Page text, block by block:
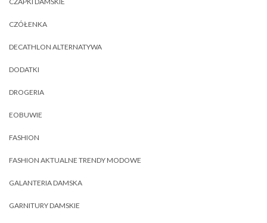
CZÓŁENKA
DECATHLON ALTERNATYWA
DODATKI
DROGERIA
EOBUWIE
FASHION
FASHION AKTUALNE TRENDY MODOWE
GALANTERIA DAMSKA
GARNITURY DAMSKIE